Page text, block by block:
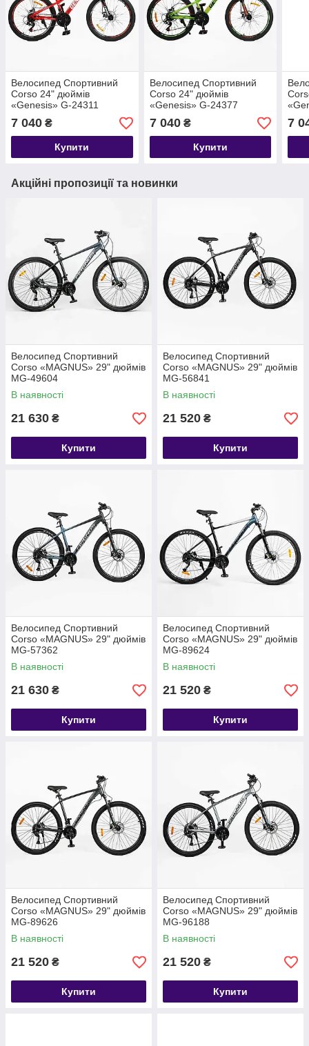
Велосипед Спортивний
Corso 24" дюймів
«Genesis» G-24311
7 040 ₴
Купити
Велосипед Спортивний
Corso 24" дюймів
«Genesis» G-24377
7 040₴
Купити
7
Акційні пропозиції та новинки
Велосипед Спортивний
Corso «MAGNUS» 29" дюймів
MG-49604
В наявності
21 630 ₴
Купити
Велосипед Спортивний
Corso «MAGNUS» 29" дюймів
MG-56841
В наявності
21 520 ₴
Купити
Велосипед Спортивний
Corso «MAGNUS» 29" дюймів
MG-57362
В наявності
21 630 ₴
Купити
Велосипед Спортивний
Corso «MAGNUS» 29" дюймів
MG-89624
В наявності
21 520 ₴
Купити
Велосипед Спортивний
Corso «MAGNUS» 29" дюймів
MG-89626
В наявності
21 520 ₴
Купити
Велосипед Спортивний
Corso «MAGNUS» 29" дюймів
MG-96188
В наявності
21 520 ₴
Купити